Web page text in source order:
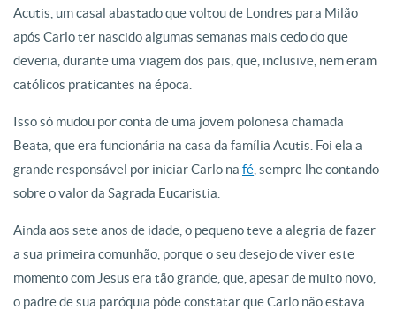
Acutis, um casal abastado que voltou de Londres para Milão
após Carlo ter nascido algumas semanas mais cedo do que
deveria, durante uma viagem dos pais, que, inclusive, nem eram
católicos praticantes na época.
Isso só mudou por conta de uma jovem polonesa chamada
Beata, que era funcionária na casa da família Acutis. Foi ela a
grande responsável por iniciar Carlo na fé, sempre lhe contando
sobre o valor da Sagrada Eucaristia.
Ainda aos sete anos de idade, o pequeno teve a alegria de fazer
a sua primeira comunhão, porque o seu desejo de viver este
momento com Jesus era tão grande, que, apesar de muito novo,
o padre de sua paróquia pôde constatar que Carlo não estava